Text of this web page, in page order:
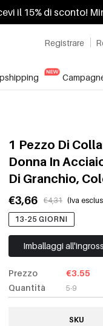
il 15% di sconto!
Registrare
1 Pezzo Di
Donna In
Di Granchio,
€3,66 €4,31 (Iva
13-25 GIORNI
Imballaggi
Prezzo
Quantità
€3.55
5-9
SKU